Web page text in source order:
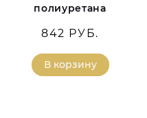
полиуретана
842 РУБ.
В корзину